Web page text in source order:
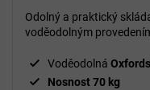
Odolný a praktický
voděodolným
Voděodolná
Nosnost 70 kg